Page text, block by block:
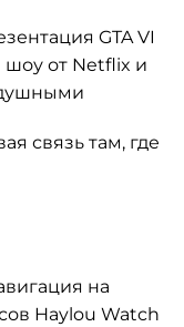
GTA VI
от Netflix и
связь там, где
на
Haylou Watch